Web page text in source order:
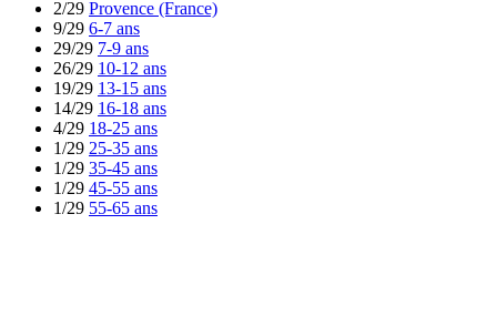
2/29 Provence (France)
9/29 6-7 ans
29/29 7-9 ans
26/29 10-12 ans
19/29 13-15 ans
14/29 16-18 ans
4/29 18-25 ans
1/29 25-35 ans
1/29 35-45 ans
1/29 45-55 ans
1/29 55-65 ans